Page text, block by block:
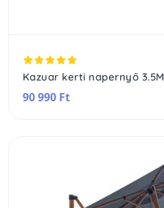
Kazuar kerti napernyő 3.5M
90 990 Ft